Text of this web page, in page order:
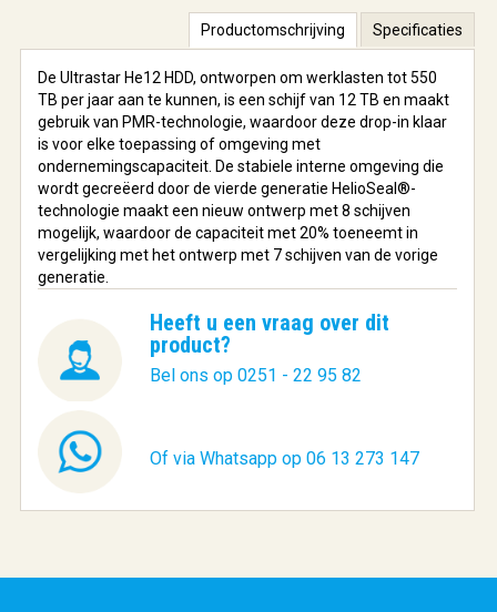
Productomschrijving Specificaties
De Ultrastar He12 HDD, ontworpen om werklasten tot 550
TB per jaar aan te kunnen, is een schijf van 12 TB en maakt
gebruik van PMR-technologie, waardoor deze drop-in klaar
is voor elke toepassing of omgeving met
ondernemingscapaciteit. De stabiele interne omgeving die
wordt gecreëerd door de vierde generatie HelioSeal®-
technologie maakt een nieuw ontwerp met 8 schijven
mogelijk, waardoor de capaciteit met 20% toeneemt in
vergelijking met het ontwerp met 7 schijven van de vorige
generatie.
Heeft u een vraag over dit
product?
Bel ons op 0251 - 22 95 82
Of via Whatsapp op 06 13 273 147